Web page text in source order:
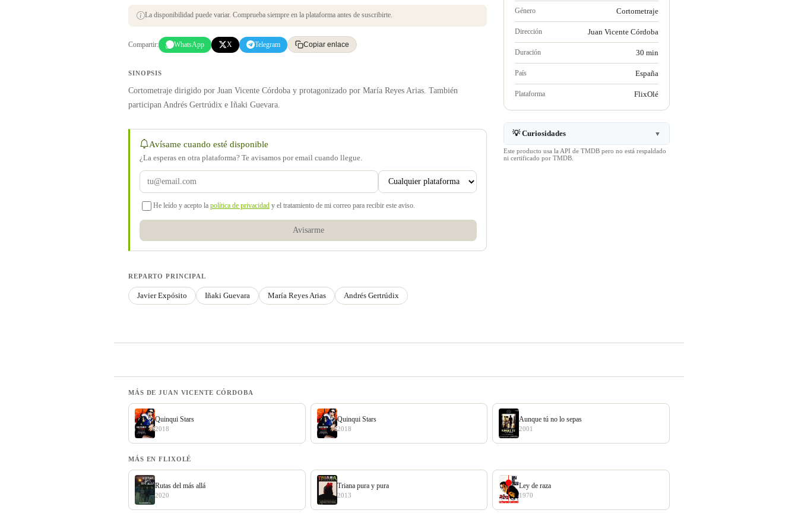
La disponibilidad puede variar. Comprueba siempre en la plataforma antes de suscribirte.
Compartir: WhatsApp X Telegram Copiar enlace
SINOPSIS
Cortometraje dirigido por Juan Vicente Córdoba y protagonizado por María Reyes Arias. También
participan Andrés Gertrúdix e Iñaki Guevara.
Avísame cuando esté disponible
¿La esperas en otra plataforma? Te avisamos por email cuando llegue.
He leído y acepto la política de privacidad y el tratamiento de mi correo para recibir este aviso.
Avisarme
REPARTO PRINCIPAL
Javier Expósito Iñaki Guevara María Reyes Arias Andrés Gertrúdix
Género Cortometraje
Dirección Juan Vicente Córdoba
Duración 30 min
País España
Plataforma FlixOlé
💡 Curiosidades ▼
Este producto usa la API de TMDB pero no está respaldado
ni certificado por TMDB.
MÁS DE JUAN VICENTE CÓRDOBA
Quinqui Stars
2018
Quinqui Stars
2018
Aunque tú no lo sepas
2001
MÁS EN FLIXOLÉ
Rutas del más allá
2020
Triana pura y pura
2013
Ley de raza
1970